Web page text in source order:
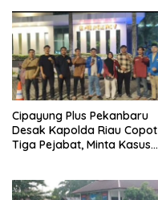
Cipayung Plus Pekanbaru
Desak Kapolda Riau Copot
Tiga Pejabat, Minta Kasus